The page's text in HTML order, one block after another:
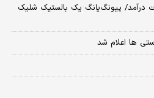
پیونگ‌یانگ یک بالستیک شلیک
ها اعلام شد